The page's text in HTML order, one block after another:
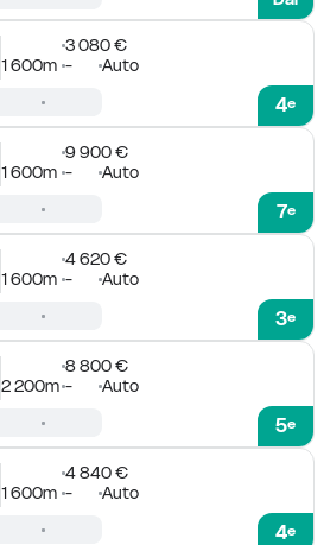
3 080 €
1 600m - Auto
4e
9 900 €
1 600m - Auto
7e
4 620 €
1 600m - Auto
3e
8 800 €
2 200m - Auto
5e
4 840 €
1 600m - Auto
4e